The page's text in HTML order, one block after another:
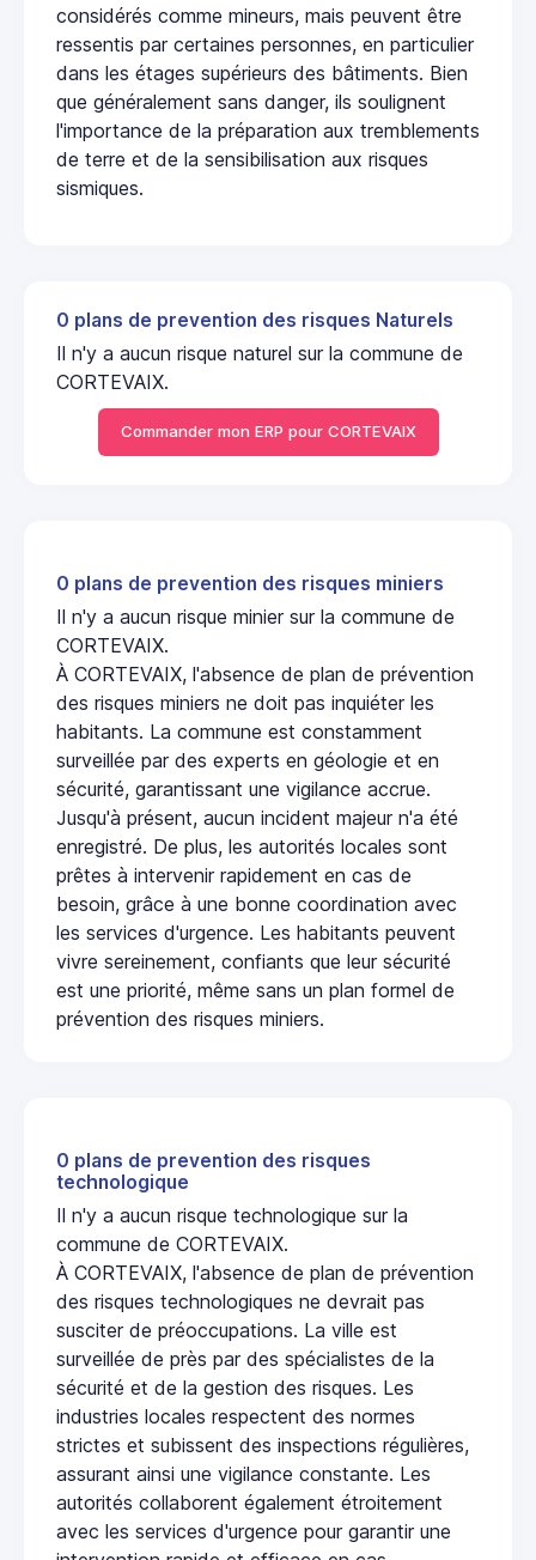
considérés comme mineurs, mais peuvent être
ressentis par certaines personnes, en particulier
dans les étages supérieurs des bâtiments. Bien
que généralement sans danger, ils soulignent
l'importance de la préparation aux tremblements
de terre et de la sensibilisation aux risques
sismiques.
0 plans de prevention des risques Naturels
Il n'y a aucun risque naturel sur la commune de
CORTEVAIX.
Commander mon ERP pour CORTEVAIX
0 plans de prevention des risques miniers
Il n'y a aucun risque minier sur la commune de
CORTEVAIX.
À CORTEVAIX, l'absence de plan de prévention
des risques miniers ne doit pas inquiéter les
habitants. La commune est constamment
surveillée par des experts en géologie et en
sécurité, garantissant une vigilance accrue.
Jusqu'à présent, aucun incident majeur n'a été
enregistré. De plus, les autorités locales sont
prêtes à intervenir rapidement en cas de
besoin, grâce à une bonne coordination avec
les services d'urgence. Les habitants peuvent
vivre sereinement, confiants que leur sécurité
est une priorité, même sans un plan formel de
prévention des risques miniers.
0 plans de prevention des risques
technologique
Il n'y a aucun risque technologique sur la
commune de CORTEVAIX.
À CORTEVAIX, l'absence de plan de prévention
des risques technologiques ne devrait pas
susciter de préoccupations. La ville est
surveillée de près par des spécialistes de la
sécurité et de la gestion des risques. Les
industries locales respectent des normes
strictes et subissent des inspections régulières,
assurant ainsi une vigilance constante. Les
autorités collaborent également étroitement
avec les services d'urgence pour garantir une